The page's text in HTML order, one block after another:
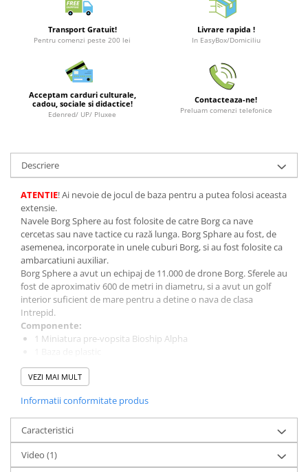
Cani/Pahare
Brelocuri
Carti
Minecraft
Carnetele
Dragon Ball
Pokemon
One Piece
Lord of The Rings
Naruto Shippuden
Sailor Moon
Harry Potter
Fallout
Stranger Things
Collectibles
KPop Demon Hunters
Retro Arcade – Jocuri, Console si
Transport Gratuit!
Pentru comenzi peste 200 lei
Livrare rapida !
In EasyBox/Domiciliu
Acceptam carduri culturale,
cadou, sociale si didactice!
Edenred/ UP/ Pluxee
Contacteaza-ne!
Preluam comenzi telefonice
Descriere
ATENTIE! Ai nevoie de jocul de baza pentru a putea folosi aceasta
extensie.
Navele Borg Sphere au fost folosite de catre Borg ca nave
cercetas sau nave tactice cu rază lunga. Borg Sphare au fost, de
asemenea, incorporate in unele cuburi Borg, si au fost folosite ca
ambarcatiuni auxiliar.
Borg Sphere a avut un echipaj de 11.000 de drone Borg. Sferele au
fost de aproximativ 600 de metri in diametru, si a avut un golf
interior suficient de mare pentru a detine o nava de clasa
Intrepid.
Componente:
1 Miniatura pre-vopsita Bioship Alpha
1 Jeton pentru nava
1 Dial pentru Manevra
7 Jetoane pentru scut
1 Jeton pentru rezultat critic
1 Jeton pentru putere auxiliara
2 Jetoane pentru dezactivarea upgrade-urilor
4 Jetoane Captain ID
6 Jetoane pentru Drone
VEZI MAI MULT
Informatii conformitate produs
Caracteristici
Video (1)